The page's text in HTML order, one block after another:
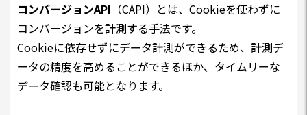
コンバージョンAPI （CAPI）とは、Cookieを使わずに
コンバージョンを計測する手法です。
Cookieに依存せずにデータ計測ができるため、計測デ
ータの精度を高めることができるほか、タイムリーな
データ確認も可能となります。